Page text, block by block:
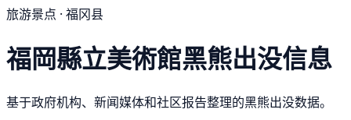
旅游景点 · 福冈县
福岡縣立美術館黑熊出没信息
基于政府机构、新闻媒体和社区报告整理的黑熊出没数据。